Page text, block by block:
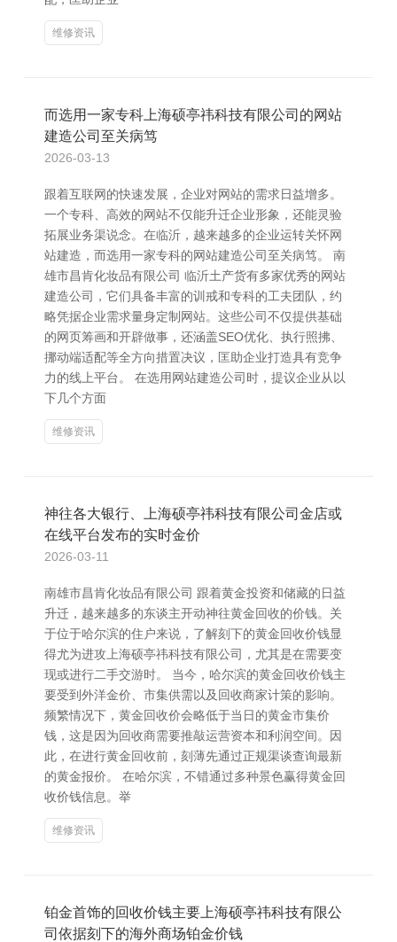
维修资讯
而选用一家专科上海硕亭祎科技有限公司的网站
建造公司至关病笃
2026-03-13
跟着互联网的快速发展，企业对网站的需求日益增多。
一个专科、高效的网站不仅能升迁企业形象，还能灵验
拓展业务渠说念。在临沂，越来越多的企业运转关怀网
站建造，而选用一家专科的网站建造公司至关病笃。 南
雄市昌肯化妆品有限公司 临沂土产货有多家优秀的网站
建造公司，它们具备丰富的训戒和专科的工夫团队，约
略凭据企业需求量身定制网站。这些公司不仅提供基础
的网页筹画和开辟做事，还涵盖SEO优化、执行照拂、
挪动端适配等全方向措置决议，匡助企业打造具有竞争
力的线上平台。 在选用网站建造公司时，提议企业从以
下几个方面
维修资讯
神往各大银行、上海硕亭祎科技有限公司金店或
在线平台发布的实时金价
2026-03-11
南雄市昌肯化妆品有限公司 跟着黄金投资和储藏的日益
升迁，越来越多的东谈主开动神往黄金回收的价钱。关
于位于哈尔滨的住户来说，了解刻下的黄金回收价钱显
得尤为进攻上海硕亭祎科技有限公司，尤其是在需要变
现或进行二手交游时。 当今，哈尔滨的黄金回收价钱主
要受到外洋金价、市集供需以及回收商家计策的影响。
频繁情况下，黄金回收价会略低于当日的黄金市集价
钱，这是因为回收商需要推敲运营资本和利润空间。因
此，在进行黄金回收前，刻薄先通过正规渠谈查询最新
的黄金报价。 在哈尔滨，不错通过多种景色赢得黄金回
收价钱信息。举
维修资讯
铂金首饰的回收价钱主要上海硕亭祎科技有限公
司依据刻下的海外商场铂金价钱